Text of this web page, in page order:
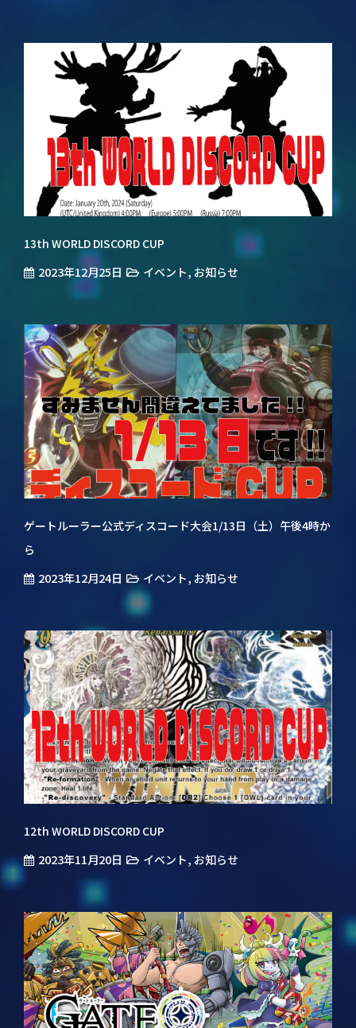
13th WORLD DISCORD CUP
2023年12月25日 イベント, お知らせ
ゲートルーラー公式ディスコード大会1/13日（土）午後4時か
ら
2023年12月24日 イベント, お知らせ
12th WORLD DISCORD CUP
2023年11月20日 イベント, お知らせ